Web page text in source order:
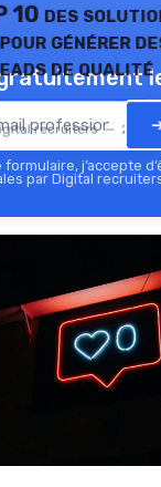
10 des
générer
de qualité
recruiters — 2026
j’accepte
par Digital